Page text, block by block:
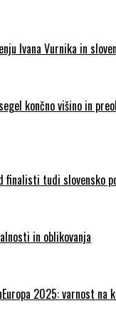
Ivana Vurnika in
končno višino in
finalisti tudi slovensko
in oblikovanja
2025: varnost na